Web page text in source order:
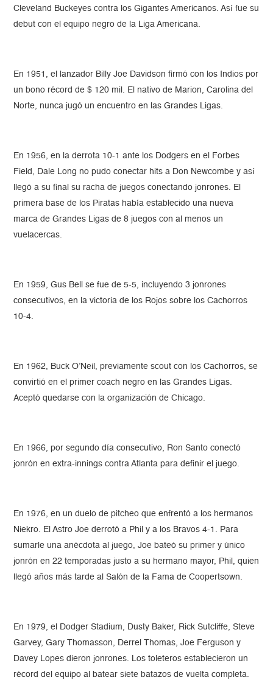
Cleveland Buckeyes contra los Gigantes Americanos. Así fue su
debut con el equipo negro de la Liga Americana.
En 1951, el lanzador Billy Joe Davidson firmó con los Indios por
un bono récord de $ 120 mil. El nativo de Marion, Carolina del
Norte, nunca jugó un encuentro en las Grandes Ligas.
En 1956, en la derrota 10-1 ante los Dodgers en el Forbes
Field, Dale Long no pudo conectar hits a Don Newcombe y así
llegó a su final su racha de juegos conectando jonrones. El
primera base de los Piratas había establecido una nueva
marca de Grandes Ligas de 8 juegos con al menos un
vuelacercas.
En 1959, Gus Bell se fue de 5-5, incluyendo 3 jonrones
consecutivos, en la victoria de los Rojos sobre los Cachorros
10-4.
En 1962, Buck O’Neil, previamente scout con los Cachorros, se
convirtió en el primer coach negro en las Grandes Ligas.
Aceptó quedarse con la organización de Chicago.
En 1966, por segundo día consecutivo, Ron Santo conectó
jonrón en extra-innings contra Atlanta para definir el juego.
En 1976, en un duelo de pitcheo que enfrentó a los hermanos
Niekro. El Astro Joe derrotó a Phil y a los Bravos 4-1. Para
sumarle una anécdota al juego, Joe bateó su primer y único
jonrón en 22 temporadas justo a su hermano mayor, Phil, quien
llegó años más tarde al Salón de la Fama de Coopertsown.
En 1979, el Dodger Stadium, Dusty Baker, Rick Sutcliffe, Steve
Garvey, Gary Thomasson, Derrel Thomas, Joe Ferguson y
Davey Lopes dieron jonrones. Los toleteros establecieron un
récord del equipo al batear siete batazos de vuelta completa.